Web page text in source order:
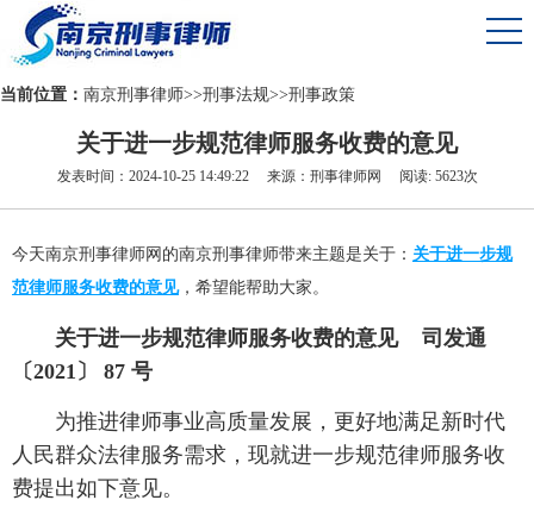
当前位置： 南京刑事律师>>刑事法规>>刑事政策
关于进一步规范律师服务收费的意见
发表时间：2024-10-25 14:49:22 来源：刑事律师网 阅读: 5623次
今天南京刑事律师网的南京刑事律师带来主题是关于： 关于进一步规
范律师服务收费的意见，希望能帮助大家。
关于进一步规范律师服务收费的意见 司发通
〔2021〕 87 号
为推进律师事业高质量发展，更好地满足新时代
人民群众法律服务需求，现就进一步规范律师服务收
费提出如下意见。